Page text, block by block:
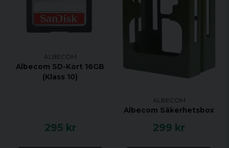
ALBECOM
Albecom SD-Kort 16GB
(Klass 10)
295 kr
ALBECOM
Albecom Säkerhetsbox
299 kr